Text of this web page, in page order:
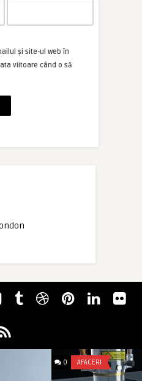
și site-ul web în
viitoare când o să
0 AFACERI